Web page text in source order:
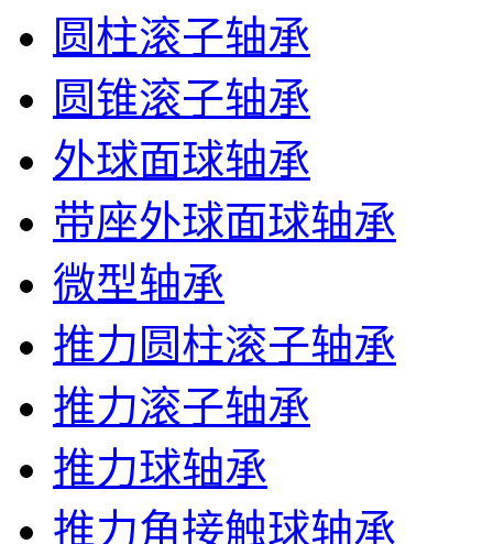
圆柱滚子轴承
圆锥滚子轴承
外球面球轴承
带座外球面球轴承
微型轴承
推力圆柱滚子轴承
推力滚子轴承
推力球轴承
推力角接触球轴承